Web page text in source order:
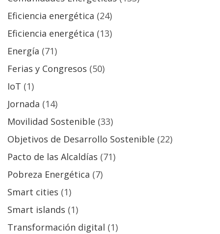
Eficiencia energética (24)
Eficiencia energética (13)
Energía (71)
Ferias y Congresos (50)
IoT (1)
Jornada (14)
Movilidad Sostenible (33)
Objetivos de Desarrollo Sostenible (22)
Pacto de las Alcaldías (71)
Pobreza Energética (7)
Smart cities (1)
Smart islands (1)
Transformación digital (1)